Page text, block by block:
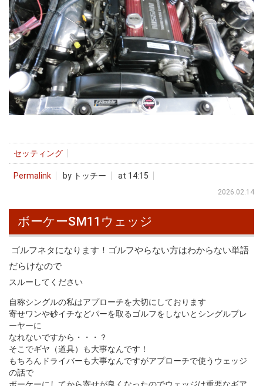
セッティング
Permalink by トッチー at 14:15
2026.02.14
ボーケーSM11ウェッジ
ゴルフネタになります！ゴルフやらない方はわからない単語
だらけなので
スルーしてください
自称シングルの私はアプローチを大切にしております
寄せワンや砂イチなどパーを取るゴルフをしないとシングルプレ
ーヤーに
なれないですから・・・？
そこでギヤ（道具）も大事なんです！
もちろんドライバーも大事なんですがアプローチで使うウェッジ
の話で